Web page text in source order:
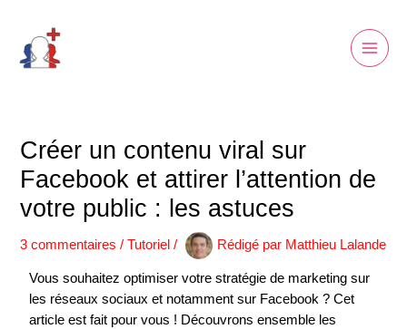
contenu
Menu
Créer un contenu viral sur
Facebook et attirer l’attention de
votre public : les astuces
3 commentaires /Tutoriel / Rédigé par Matthieu Lalande
Vous souhaitez optimiser votre stratégie de marketing sur
les réseaux sociaux et notamment sur Facebook ? Cet
article est fait pour vous ! Découvrons ensemble les